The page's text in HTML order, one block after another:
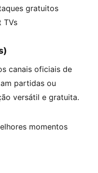
gratuitos
TVs
canais oficiais de
partidas ou
versátil e gratuita.
momentos